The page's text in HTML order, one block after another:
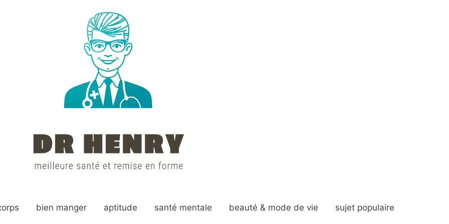
bien manger aptitude santé mentale beauté & mode de vie sujet populaire